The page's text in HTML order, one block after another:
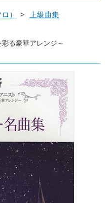
） >
上級曲集
る豪華アレンジ～